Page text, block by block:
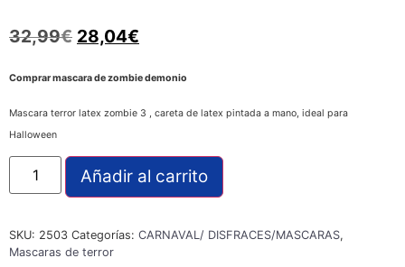
32,99€ 28,04€
Comprar mascara de zombie demonio
Mascara terror latex zombie 3 , careta de latex pintada a mano, ideal para
Halloween
Añadir al carrito
SKU: 2503 Categorías: CARNAVAL/ DISFRACES/MASCARAS,
Mascaras de terror